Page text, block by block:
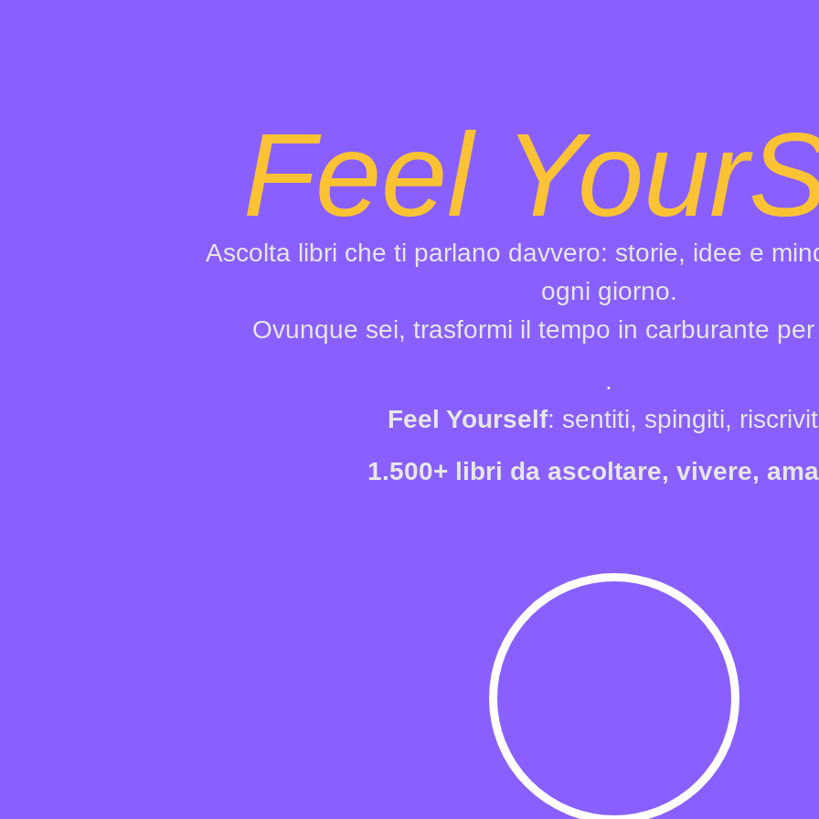
Feel
Ascolta libri che ti parlano davvero: storie, idee e
ogni giorno.
Ovunque sei, trasformi il tempo in carburante
.
Feel Yourself: sentiti, spingiti,
1.500+ libri da ascoltare, vivere,